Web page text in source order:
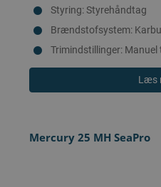
Styring: Styrehåndtag
Brændstofsystem:
Trimindstillinger: Manuel
Læs
Mercury 25 MH SeaPro